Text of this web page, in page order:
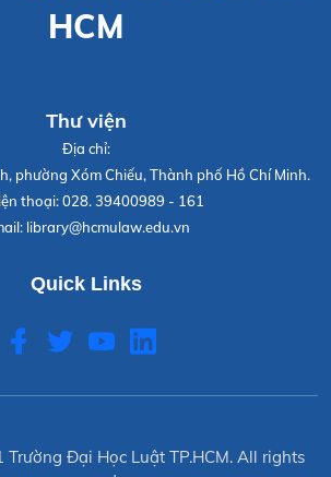
HCM
Thư viện
Địa chỉ:
phường Xóm Chiếu, Thành phố Hồ Chí Minh.
thoại:028. 39400989 - 161
library@hcmulaw.edu.vn
Quick Links
Trường Đại Học Luật TP.HCM. All rights